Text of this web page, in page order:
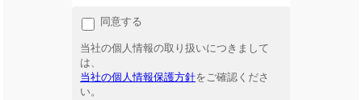
同意する
当社の個人情報の取り扱いにつきまして
は、
当社の個人情報保護方針をご確認くださ
い。